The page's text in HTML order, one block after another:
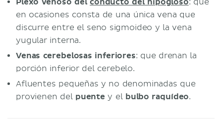
en ocasiones consta de una única vena que
discurre entre el seno sigmoideo y la vena
yugular interna.
Venas cerebelosas inferiores: que drenan la
porción inferior del cerebelo.
Afluentes pequeñas y no denominadas que
provienen del puente y el bulbo raquídeo.